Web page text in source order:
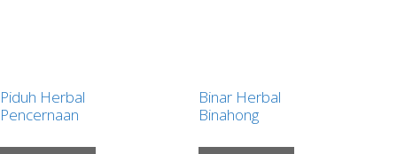
Piduh Herbal
Pencernaan
Binar Herbal
Binahong